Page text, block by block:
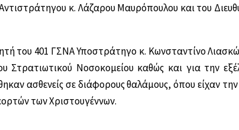
κ. Λάζαρου Μαυρόπουλου και του
του 401 ΓΣΝΑ Υποστράτηγο κ. Κωνσταντίνο
Νοσοκομείου καθώς και για την
ασθενείς σε διάφορους θαλάμους, όπου είχαν
των Χριστουγέννων.